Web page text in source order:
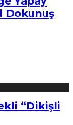
Dokunuş
“Dikişli